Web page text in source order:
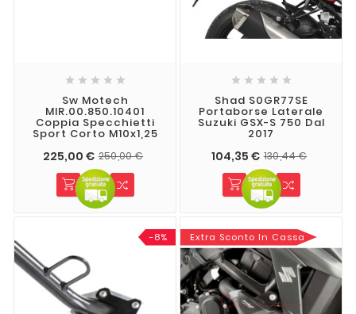
    
Sw Motech
MIR.00.850.10401
Coppia Specchietti
Sport Corto M10x1,25
225,00 € 250,00 €
    
Shad S0GR77SE
Portaborse Laterale
Suzuki GSX-S 750 Dal
2017
104,35 € 130,44 €
-8% Extra Sconto In Cassa